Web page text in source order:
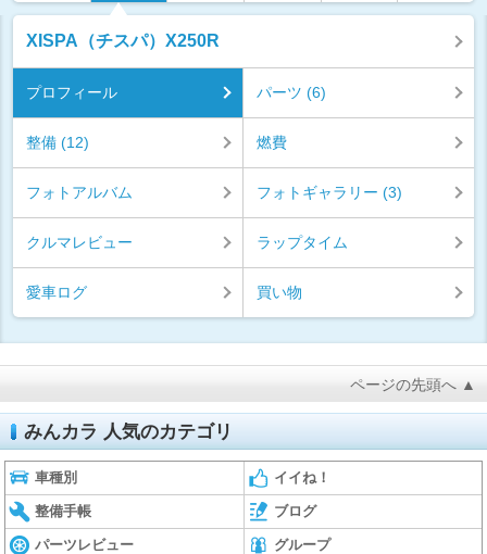
XISPA（チスパ）X250R
プロフィール パーツ (6)
整備 (12) 燃費
フォトアルバム フォトギャラリー (3)
クルマレビュー ラップタイム
愛車ログ 買い物
ページの先頭へ ▲
みんカラ 人気のカテゴリ
車種別 イイね！
整備手帳 ブログ
パーツレビュー グループ